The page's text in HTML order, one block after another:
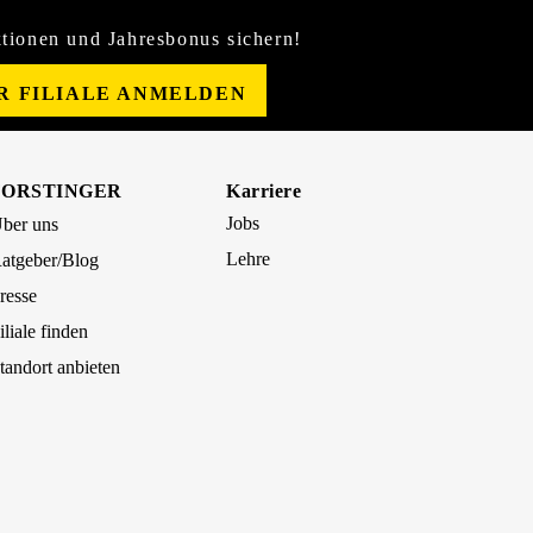
und Jahresbonus sichern!
FILIALE ANMELDEN
uns
Blog
finden
anbieten
Karriere
Jobs
Lehre